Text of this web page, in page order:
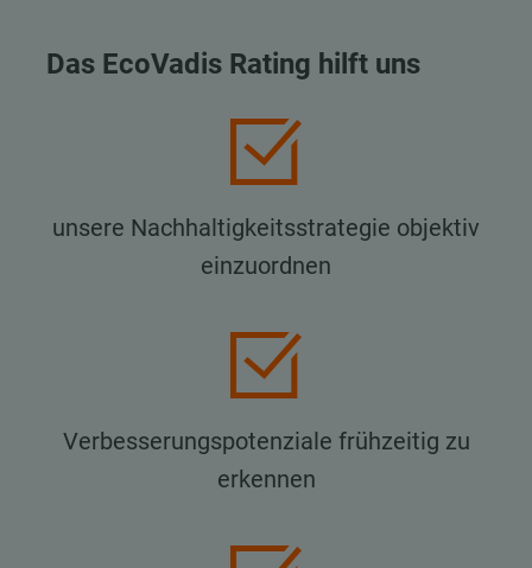
Das EcoVadis Rating hilft uns
unsere Nachhaltigkeitsstrategie objektiv
einzuordnen
Verbesserungspotenziale frühzeitig zu
erkennen